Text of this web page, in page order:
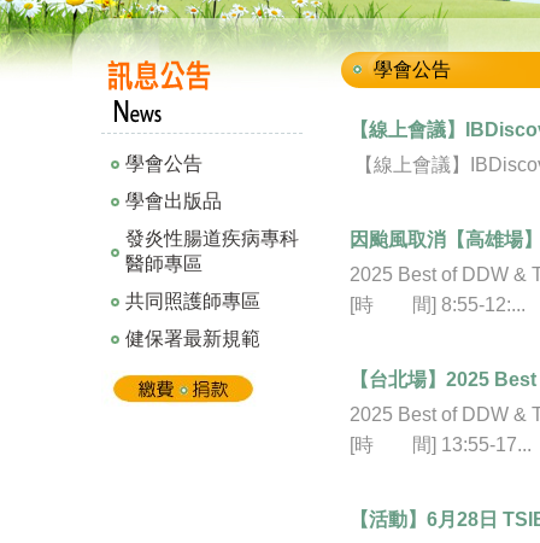
學會公告
學會出版品
發炎性腸道疾病專科
醫師專區
共同照護師專區
健保署最新規範
學會公告
【線上會議】
【線上會議】
因颱風取消【高雄場
2025 Best of DDW
[時 間] 8:55-12:...
【台北場】2025
2025 Best of DDW
[時 間] 13:55-17...
【活動】6月28日